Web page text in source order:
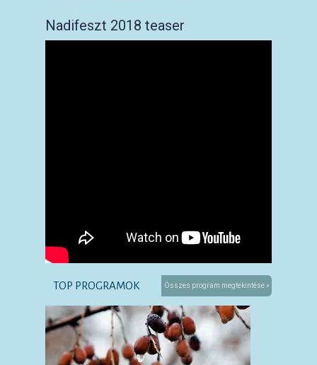
Nadifeszt 2018 teaser
TOP PROGRAMOK Összes program megtekintése »